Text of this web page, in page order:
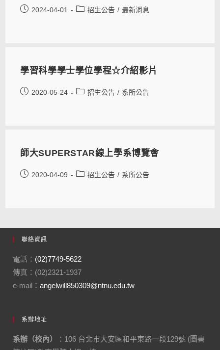
2024-04-01 招生公告 / 最新消息
學習科學學士學位學程☆介紹影片
2020-05-24 招生公告 / 系所公告
師大SUPERSTAR線上學系博覽會
2020-04-09 招生公告 / 系所公告
聯絡資訊
電話： (02)7749-5622
傳真：(02)2321-1937
e-mail：angelwill850309@ntnu.edu.tw
系辦地址
系辦（校內）
：106 台北市大安區和平東路一段129號 (圖書